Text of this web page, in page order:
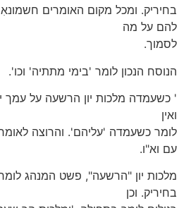
בחיריק. ומכל מקום האומרים
להם על מה
לסמוך.
הנוסח הנכון לומר 'בימי מתתיה' וכו'.
' כשעמדה מלכות יון הרשעה על עמך
ואין
לומר כשעמדה 'עליהם'. והרוצה
עם וא"ו.
מלכות יון "הרשעה", פשט המנהג
בחיריק. וכן